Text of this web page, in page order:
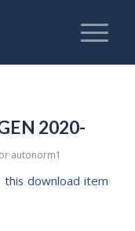
2020-
autonorm1
this download item